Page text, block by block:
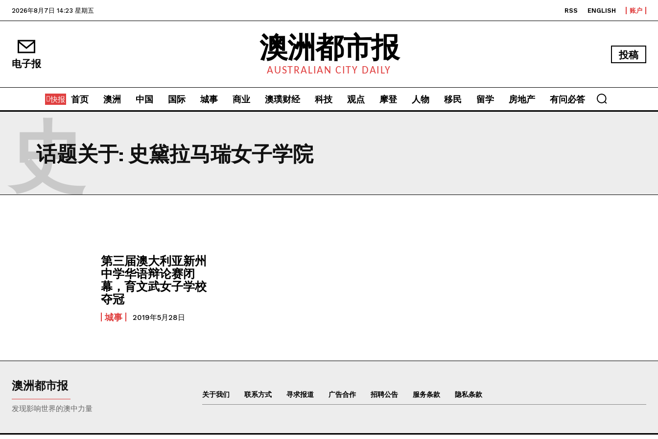
2026年8月7日 14:23 星期五 RSS ENGLISH 账户
电子报 澳洲都市报
AUSTRALIAN CITY DAILY
投稿
快报 首页 澳洲 中国 国际 城事 商业 澳璞财经 科技 观点 摩登 人物 移民 留学 房地产 有问必答
话题关于: 史黛拉马瑞女子学院
史
第三届澳大利亚新州
中学华语辩论赛闭
幕，育文武女子学校
夺冠
城事 2019年5月28日
澳洲都市报
发现影响世界的澳中力量
关于我们 联系方式 寻求报道 广告合作 招聘公告 服务条款 隐私条款